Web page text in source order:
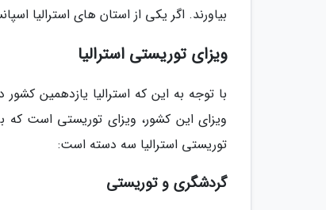
بیاورند. اگر یکی از استان های استرالیا اسپانسر شما
ویزای توریستی استرالیا
با توجه به این که استرالیا یازدهمین
ویزای این کشور، ویزای توریستی است
توریستی استرالیا سه دسته است:
گردشگری و توریستی